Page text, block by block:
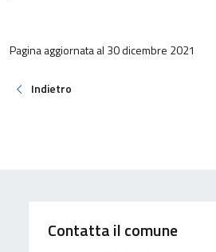
Pagina aggiornata al 30 dicembre 2021
Indietro
Contatta il comune